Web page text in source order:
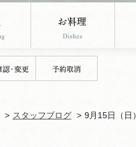
スタッフブログ 9月15日（日